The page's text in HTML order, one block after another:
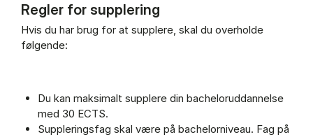
Regler for supplering
Hvis du har brug for at supplere, skal du overholde
følgende:
Du kan maksimalt supplere din bacheloruddannelse
med 30 ECTS.
Suppleringsfag skal være på bachelorniveau. Fag på